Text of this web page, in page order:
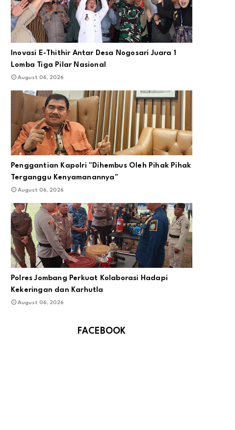
Inovasi E-Thithir Antar Desa Nogosari Juara 1
Lomba Tiga Pilar Nasional
August 06, 2026
Penggantian Kapolri "Dihembus Oleh Pihak Pihak
Terganggu Kenyamanannya"
August 06, 2026
Polres Jombang Perkuat Kolaborasi Hadapi
Kekeringan dan Karhutla
August 06, 2026
FACEBOOK